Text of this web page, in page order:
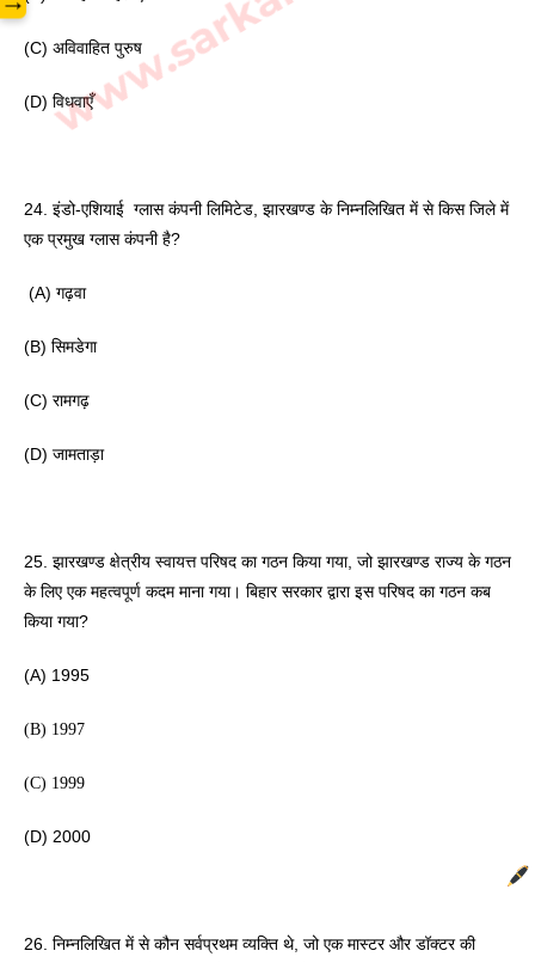
(C) अविवाहित पुरुष
(D) विधवाएँ
24. इंडो-एशियाई  ग्लास कंपनी लिमिटेड, झारखण्ड के निम्नलिखित में से किस जिले में
एक प्रमुख ग्लास कंपनी है?
(A) गढ़वा
(B) सिमडेगा
(C) रामगढ़
(D) जामताड़ा
25. झारखण्ड क्षेत्रीय स्वायत्त परिषद का गठन किया गया, जो झारखण्ड राज्य के गठन
के लिए एक महत्वपूर्ण कदम माना गया। बिहार सरकार द्वारा इस परिषद का गठन कब
किया गया?
(A) 1995
(B) 1997
(C) 1999
(D) 2000
26. निम्नलिखित में से कौन सर्वप्रथम व्यक्ति थे, जो एक मास्टर और डॉक्टर की